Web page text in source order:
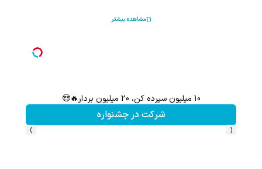
مشاهده بیشتر
10 میلیون سپرده کن، 20 میلیون بردار🔥😍
شرکت در جشنواره
‹
›